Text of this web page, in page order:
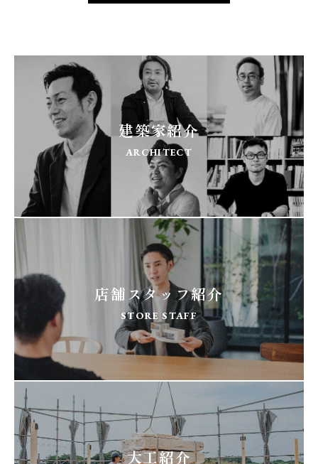
建築家紹介
ARCHITECT
店舗スタッフ紹介
STORE STAFF
大工紹介